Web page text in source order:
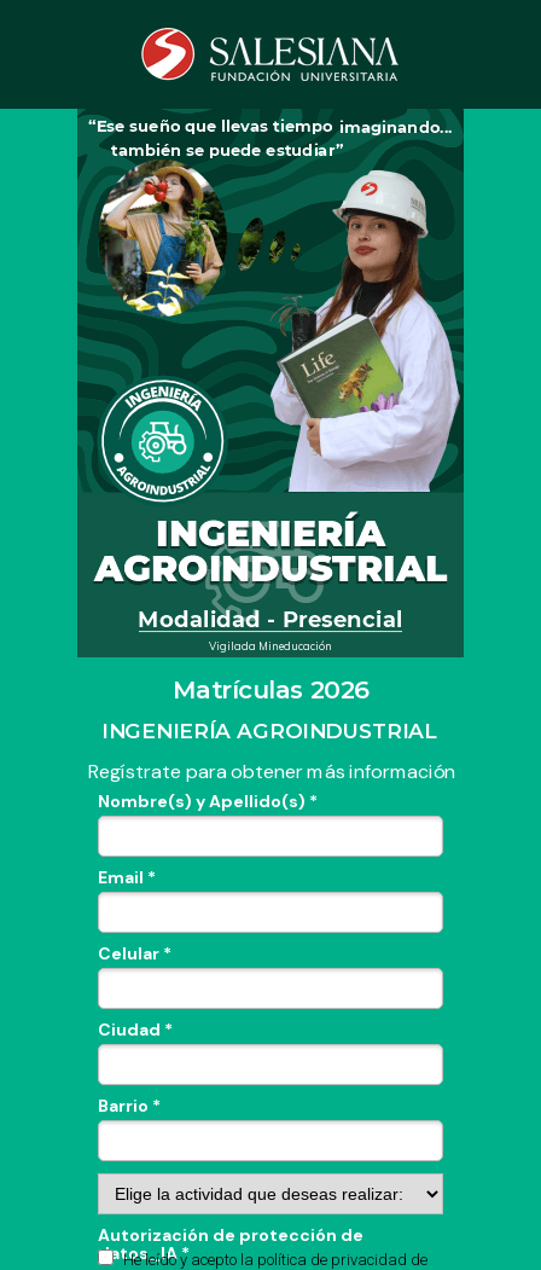
Matrículas 2026
Nombre(s) y Apellido(s) *
Email *
Celular *
Ciudad *
Barrio *
Autorización de protección de
datos_IA *
He leído y acepto la política de privacidad de
Regístrate para obtener más información
INGENIERÍA AGROINDUSTRIAL
Vigilada Mineducación